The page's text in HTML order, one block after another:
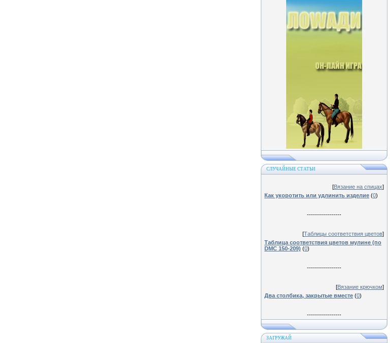
СЛУЧАЙНЫЕ СТАТЬИ
[Вязание на спицах]
Как укоротить или удлинить изделие (0)
-----------------
[Таблицы соответствия цветов]
Таблица соответствия цветов мулине (по
DMC 150-209) (0)
-----------------
[Вязание крючком]
Два столбика, закрытые вместе (0)
-----------------
ЗАГРУЖАЙ